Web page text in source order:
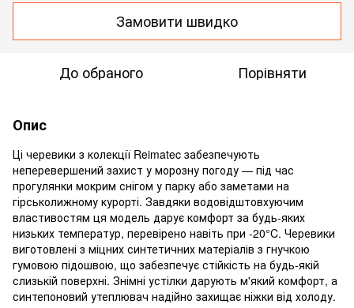
Замовити швидко
До обраного Порівняти
Опис
Ці черевики з колекції Reimatec забезпечують
неперевершений захист у морозну погоду — під час
прогулянки мокрим снігом у парку або заметами на
гірськолижному курорті. Завдяки водовідштовхуючим
властивостям ця модель дарує комфорт за будь-яких
низьких температур, перевірено навіть при -20°C. Черевики
виготовлені з міцних синтетичних матеріалів з гнучкою
гумовою підошвою, що забезпечує стійкість на будь-якій
слизькій поверхні. Знімні устілки дарують м'який комфорт, а
синтепоновий утеплювач надійно захищає ніжки від холоду.